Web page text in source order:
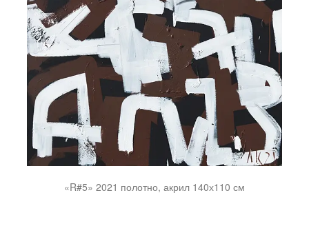
«R#5» 2021 полотно, акрил 140х110 см